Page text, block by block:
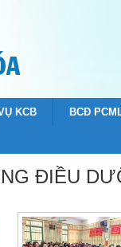
KCB BCĐ
ĐIỀU